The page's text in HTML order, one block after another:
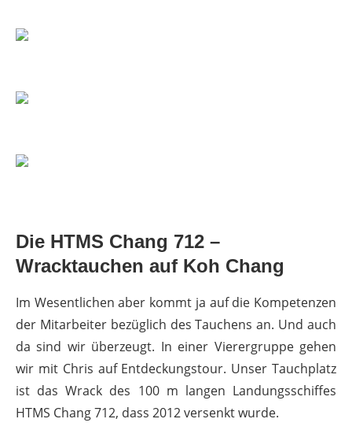
Die HTMS Chang 712 –
Wracktauchen auf Koh Chang
Im Wesentlichen aber kommt ja auf die Kompetenzen
der Mitarbeiter bezüglich des Tauchens an. Und auch
da sind wir überzeugt. In einer Vierergruppe gehen
wir mit Chris auf Entdeckungstour. Unser Tauchplatz
ist das Wrack des 100 m langen Landungsschiffes
HTMS Chang 712, dass 2012 versenkt wurde.